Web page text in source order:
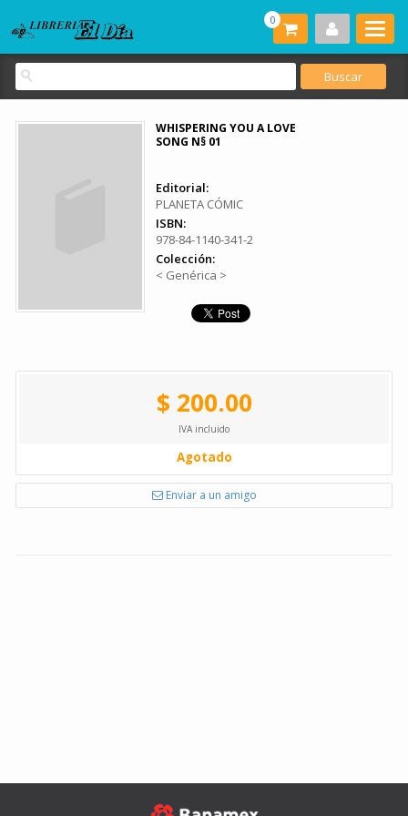
0
WHISPERING YOU A LOVE
SONG N§ 01
Editorial:
PLANETA CÓMIC
ISBN:
978-84-1140-341-2
Colección:
< Genérica >
$ 200.00
IVA incluido
Agotado
Enviar a un amigo